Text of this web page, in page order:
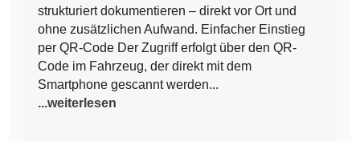
strukturiert dokumentieren – direkt vor Ort und
ohne zusätzlichen Aufwand. Einfacher Einstieg
per QR-Code Der Zugriff erfolgt über den QR-
Code im Fahrzeug, der direkt mit dem
Smartphone gescannt werden...
...weiterlesen